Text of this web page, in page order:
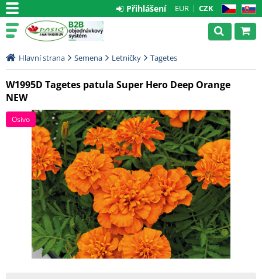
CZ SK
EUR CZK
Přihlášení
Hlavní strana Semena Letničky Tagetes
W1995D Tagetes patula Super Hero Deep Orange
NEW
Osivo